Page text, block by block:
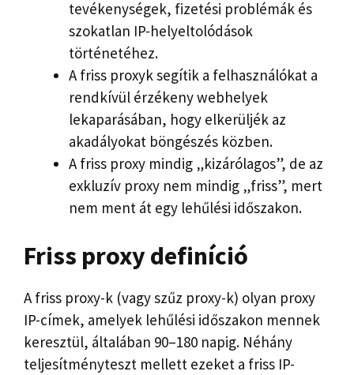
tevékenységek, fizetési problémák és
szokatlan IP-helyeltolódások
történetéhez.
A friss proxyk segítik a felhasználókat a
rendkívül érzékeny webhelyek
lekaparásában, hogy elkerüljék az
akadályokat böngészés közben.
A friss proxy mindig „kizárólagos”, de az
exkluzív proxy nem mindig „friss”, mert
nem ment át egy lehűlési időszakon.
Friss proxy definíció
A friss proxy-k (vagy szűz proxy-k) olyan proxy
IP-címek, amelyek lehűlési időszakon mennek
keresztül, általában 90–180 napig. Néhány
teljesítményteszt mellett ezeket a friss IP-